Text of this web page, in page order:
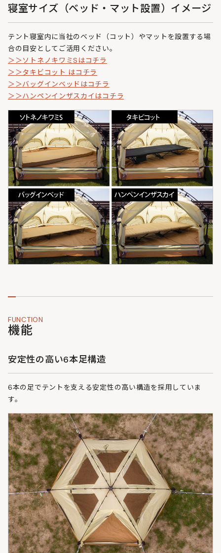
寝室サイズ（ベッド・マット設置）イメージ
テント寝室内に当社のベッド（コット）やマットを設置する場
合の目安としてご活用ください。
＞＞ソトネノキワミSはコチラ
＞＞タキビコット はコチラ
＞＞バッグインベッドはコチラ
＞＞ハンペンインザスカイはコチラ
FUNCTION
機能
安定性の高い6本足構造
6本の足でテントを支える安定性の高い構造を採用していま
す。